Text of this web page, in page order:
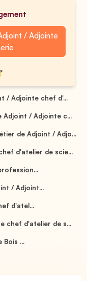
/ Adjointe
/ Adjointe chef d'...
Adjoint / Adjointe c...
de Adjoint / Adjo...
d'atelier de scie...
/ Adjoint...
d'atel...
chef d'atelier de s...
Bois ...